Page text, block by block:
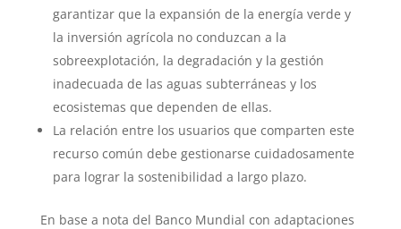
garantizar que la expansión de la energía verde y
la inversión agrícola no conduzcan a la
sobreexplotación, la degradación y la gestión
inadecuada de las aguas subterráneas y los
ecosistemas que dependen de ellas.
La relación entre los usuarios que comparten este
recurso común debe gestionarse cuidadosamente
para lograr la sostenibilidad a largo plazo.
En base a nota del Banco Mundial con adaptaciones